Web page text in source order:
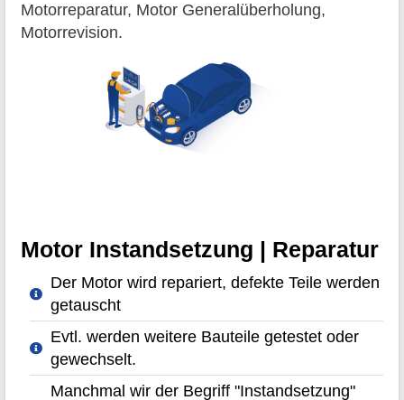
Motorreparatur, Motor Generalüberholung,
Motorrevision.
Motor Instandsetzung | Reparatur
Der Motor wird repariert, defekte Teile werden
getauscht
Evtl. werden weitere Bauteile getestet oder
gewechselt.
Manchmal wir der Begriff "Instandsetzung"